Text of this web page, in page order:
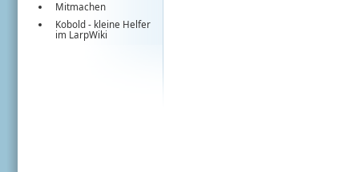
Mitmachen
Kobold - kleine Helfer
im LarpWiki